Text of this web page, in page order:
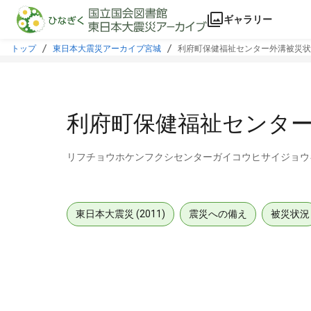
本文に飛ぶ
ギャラリー
トップ 東日本大震災アーカイブ宮城 利府町保健福祉センター外溝被災
利府町保健福祉センタ
リフチョウホケンフクシセンターガイコウヒサイジョウ
東日本大震災 (2011) 震災への備え 被災状況